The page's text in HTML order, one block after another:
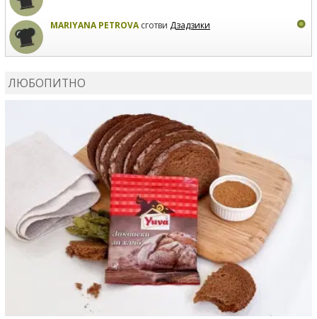
MARIYANA PETROVAсготви Дзадзики
ЛЮБОПИТНО